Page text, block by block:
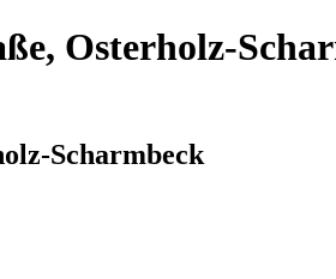
Osterholz-
Scharmbeck